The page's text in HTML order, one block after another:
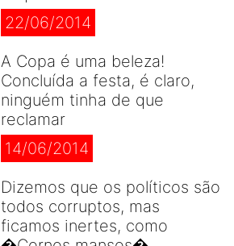
22/06/2014
A Copa é uma beleza!
Concluída a festa, é claro,
ninguém tinha de que
reclamar
14/06/2014
Dizemos que os políticos são
todos corruptos, mas
ficamos inertes, como